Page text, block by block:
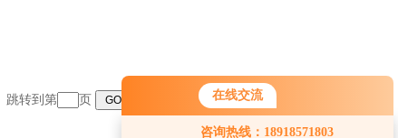
在线交流
咨询热线：18918571803
跳转到第 页